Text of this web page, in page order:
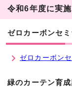
令和6年度に実
ゼロカーボンセ
ゼロカーボン
緑のカーテン育